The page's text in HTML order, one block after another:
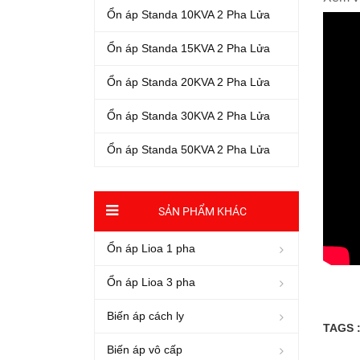
Ổn áp Standa 10KVA 2 Pha Lửa
Ổn áp Standa 15KVA 2 Pha Lửa
Ổn áp Standa 20KVA 2 Pha Lửa
Ổn áp Standa 30KVA 2 Pha Lửa
Ổn áp Standa 50KVA 2 Pha Lửa
SẢN PHẨM KHÁC
Ổn áp Lioa 1 pha
Ổn áp Lioa 3 pha
Biến áp cách ly
Biến áp vô cấp
TAGS :